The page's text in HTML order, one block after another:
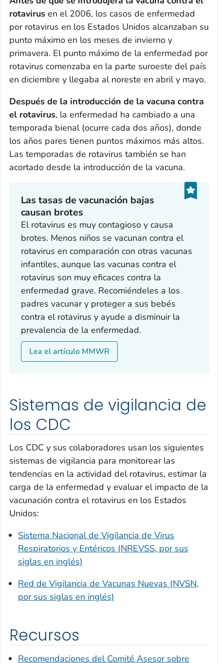
rotavirus en el 2006, los casos de enfermedad
por rotavirus en los Estados Unidos alcanzaban su
punto máximo en los meses de invierno y
primavera. El punto máximo de la enfermedad por
rotavirus comenzaba en la parte suroeste del país
en diciembre y llegaba al noreste en abril y mayo.
Después de la introducción de la vacuna contra
el rotavirus, la enfermedad ha cambiado a una
temporada bienal (ocurre cada dos años), donde
los años pares tienen puntos máximos más altos.
Las temporadas de rotavirus también se han
acortado desde la introducción de la vacuna.
Las tasas de vacunación bajas
causan brotes
El rotavirus es muy contagioso y causa
brotes. Menos niños se vacunan contra el
rotavirus en comparación con otras vacunas
infantiles, aunque las vacunas contra el
rotavirus son muy eficaces contra la
enfermedad grave. Recomiéndeles a los
padres vacunar y proteger a sus bebés
contra el rotavirus y ayude a disminuir la
prevalencia de la enfermedad.
Lea el artículo MMWR
Sistemas de vigilancia de
los CDC
Los CDC y sus colaboradores usan los siguientes
sistemas de vigilancia para monitorear las
tendencias en la actividad del rotavirus, estimar la
carga de la enfermedad y evaluar el impacto de la
vacunación contra el rotavirus en los Estados
Unidos:
Sistema Nacional de Vigilancia de Virus
Respiratorios y Entéricos (NREVSS, por sus
siglas en inglés)
Red de Vigilancia de Vacunas Nuevas (NVSN,
por sus siglas en inglés)
Recursos
Recomendaciones del Comité Asesor sobre